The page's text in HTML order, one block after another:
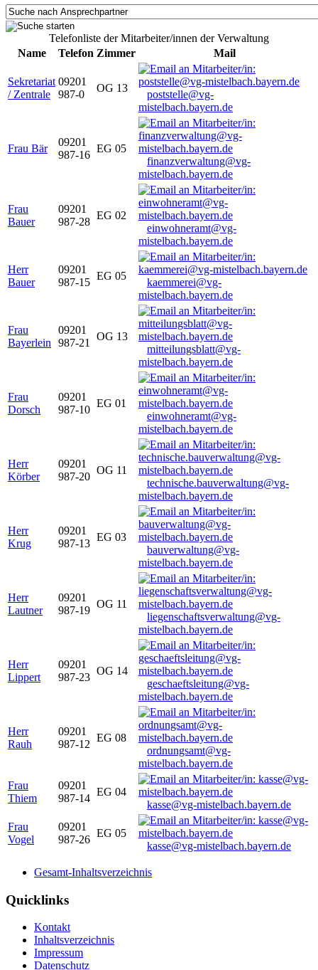
Telefonliste der Mitarbeiter/innen der Verwaltung
Name
Telefon Zimmer Mail
Sekretariat
/ Zentrale
09201
987-0
OG 13
poststelle@vg-
mistelbach.bayern.de
Frau Bär
09201
987-16
EG 05
finanzverwaltung@vg-
mistelbach.bayern.de
Frau
Bauer
09201
987-28
EG 02
einwohneramt@vg-
mistelbach.bayern.de
Herr
Bauer
09201
987-15
EG 05
kaemmerei@vg-
mistelbach.bayern.de
Frau
Bayerlein
09201
987-21
OG 13
mitteilungsblatt@vg-
mistelbach.bayern.de
Frau
Dorsch
09201
987-10
EG 01
einwohneramt@vg-
mistelbach.bayern.de
Herr
Körber
09201
987-20
OG 11
technische.bauverwaltung@vg-
mistelbach.bayern.de
Herr
Krug
09201
987-13
EG 03
bauverwaltung@vg-
mistelbach.bayern.de
Herr
Lautner
09201
987-19
OG 11
liegenschaftsverwaltung@vg-
mistelbach.bayern.de
Herr
Lippert
09201
987-23
OG 14
geschaeftsleitung@vg-
mistelbach.bayern.de
Herr
Rauh
09201
987-12
EG 08
ordnungsamt@vg-
mistelbach.bayern.de
Frau
Thiem
09201
987-14
EG 04
kasse@vg-mistelbach.bayern.de
Frau
Vogel
09201
987-26
EG 05
kasse@vg-mistelbach.bayern.de
Gesamt-Inhaltsverzeichnis
Quicklinks
Kontakt
Inhaltsverzeichnis
Impressum
Datenschutz